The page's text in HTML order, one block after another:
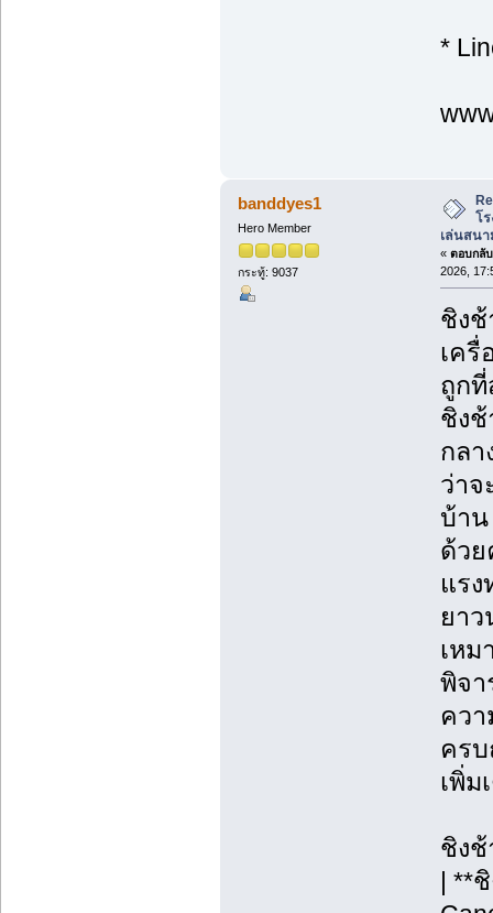
*
banddyes1
Hero Member
กระทู้: 9037
โ
เล่นสนา
« ตอบกลั
2026,
ชิงช้
เครื่
ถูกที่
ชิงช้
กลา
ว่าจ
บ้าน
ด้วย
แร
ยาว
เหม
พิจา
ควา
คร
เพิ่ม
ชิงช้
| **